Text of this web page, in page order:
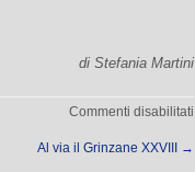
di Stefania Martini
Commenti disabilitati
Al via il Grinzane XXVIII →